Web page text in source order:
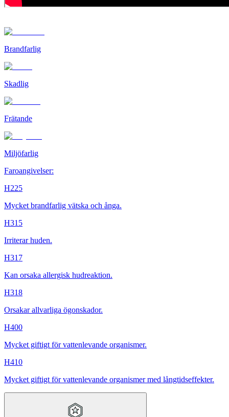
Brandfarlig
Skadlig
Frätande
Miljöfarlig
Faroangivelser:
H225
Mycket brandfarlig vätska och ånga.
H315
Irriterar huden.
H317
Kan orsaka allergisk hudreaktion.
H318
Orsakar allvarliga ögonskador.
H400
Mycket giftigt för vattenlevande organismer.
H410
Mycket giftigt för vattenlevande organismer med långtidseffekter.